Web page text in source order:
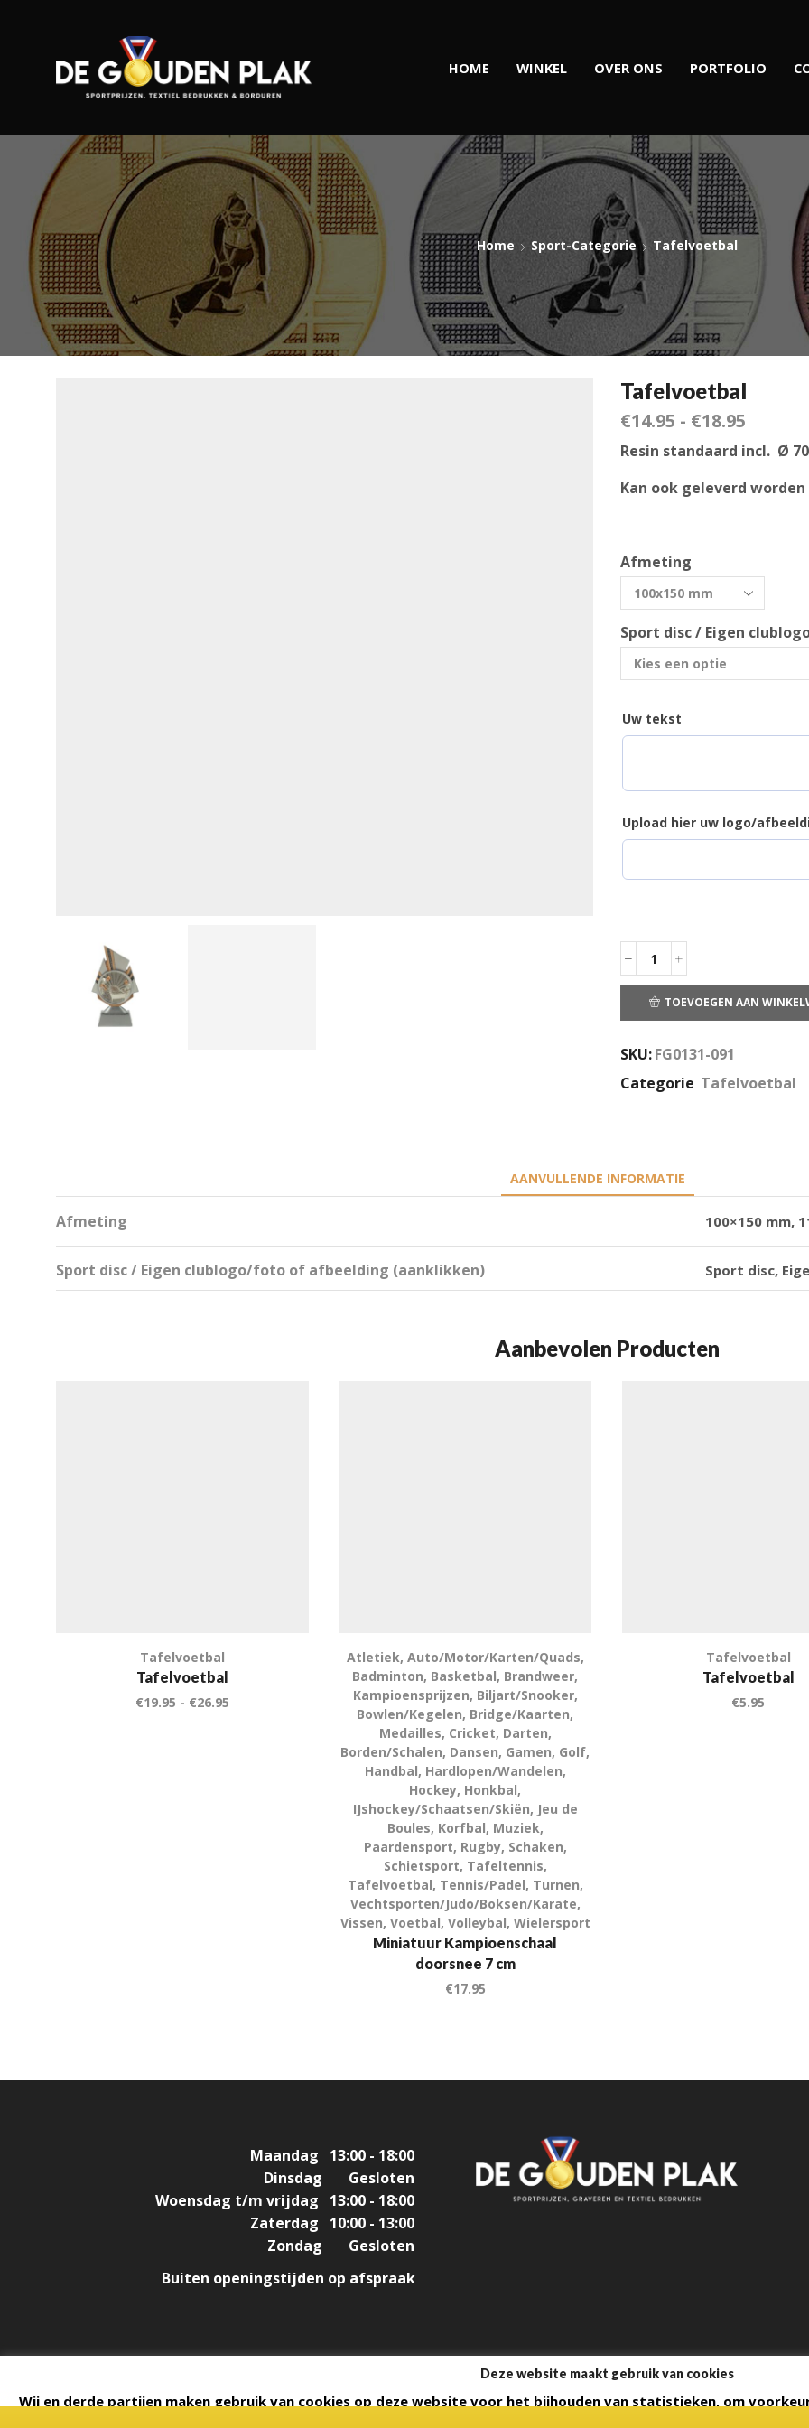
HOME WINKEL OVER ONS PORTFOLIO
Home Sport-Categorie Tafelvoetbal
Tafelvoetbal
€14.95 - €18.95
Resin standaard incl.  Ø
Kan ook geleverd
Afmeting
Sport disc / Eigen
Uw tekst
Upload hier uw logo/
TOEVOEGEN AAN
SKU:FG0131-091
Categorie Tafelvoetbal
AANVULLENDE INFORMATIE
Afmeting 100×150 mm,
Sport disc / Eigen clublogo/foto of afbeelding (aanklikken) Sport disc,
Aanbevolen Producten
Tafelvoetbal
Tafelvoetbal
€19.95 - €26.95
Atletiek, Auto/Motor/Karten/Quads,
Badminton, Basketbal, Brandweer,
Kampioensprijzen, Biljart/Snooker,
Bowlen/Kegelen, Bridge/Kaarten,
Medailles, Cricket, Darten,
Borden/Schalen, Dansen, Gamen, Golf,
Handbal, Hardlopen/Wandelen,
Hockey, Honkbal,
IJshockey/Schaatsen/Skiën, Jeu de
Boules, Korfbal, Muziek,
Paardensport, Rugby, Schaken,
Schietsport, Tafeltennis,
Tafelvoetbal, Tennis/Padel, Turnen,
Vechtsporten/Judo/Boksen/Karate,
Vissen, Voetbal, Volleybal, Wielersport
Miniatuur Kampioenschaal
doorsnee 7 cm
€17.95
Tafelvoetbal
Tafelvoetbal
€5.95
Maandag
13:00 - 18:00
Dinsdag
Gesloten
Woensdag t/m vrijdag
13:00 - 18:00
Zaterdag
10:00 - 13:00
Zondag
Gesloten
Buiten openingstijden op afspraak
Deze website maakt gebruik van cookies
Wij en derde partijen maken gebruik van cookies op deze website voor het bijhouden van statistieken, om